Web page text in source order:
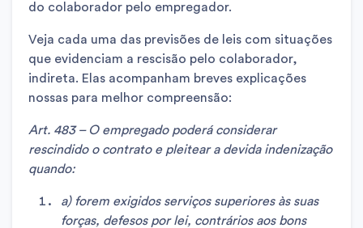
do colaborador pelo empregador.
Veja cada uma das previsões de leis com situações
que evidenciam a rescisão pelo colaborador,
indireta. Elas acompanham breves explicações
nossas para melhor compreensão:
Art. 483 – O empregado poderá considerar
rescindido o contrato e pleitear a devida indenização
quando:
a) forem exigidos serviços superiores às suas
forças, defesos por lei, contrários aos bons